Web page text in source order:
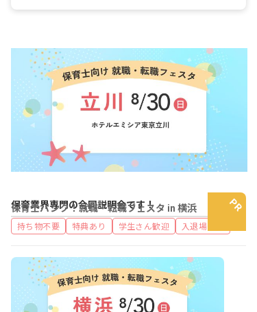
保育士バンク！就職・転職フェスタ in 横浜
保育業界専門の合同説明会です！
持ち物不要 特典あり 学生さん歓迎 入退場自由